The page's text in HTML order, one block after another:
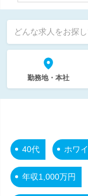
どんな求人をお探
勤務地・本社
40代 ホワ
年収1,000万円